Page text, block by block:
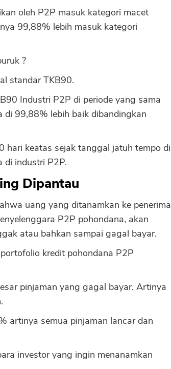
oleh P2P masuk kategori macet
99,88% lebih masuk kategori
?
standar TKB90.
Industri P2P di periode yang sama
99,88% lebih baik dibandingkan
hari keatas sejak tanggal jatuh tempo di
di industri P2P.
Dipantau
uang yang ditanamkan ke penerima
P2P pohondana, akan
atau bahkan sampai gagal bayar.
kredit pohondana P2P
pinjaman yang gagal bayar. Artinya
artinya semua pinjaman lancar dan
investor yang ingin menanamkan